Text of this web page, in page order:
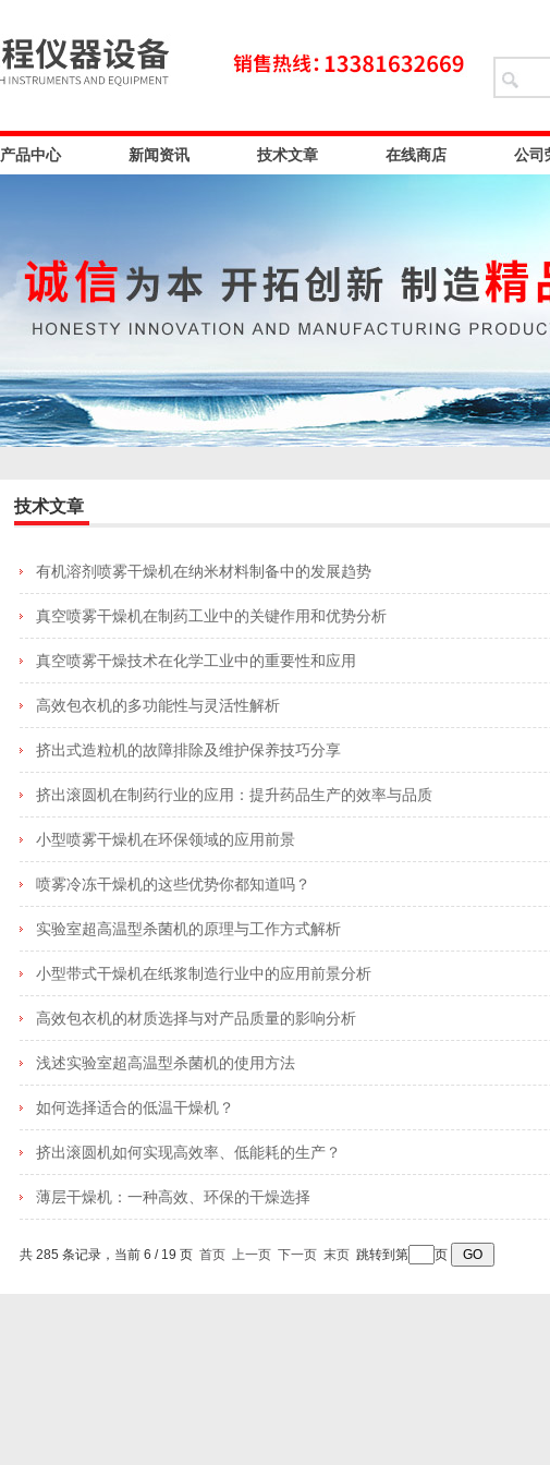
产品中心 新闻资讯 技术文章 在线商店 公司
技术文章
有机溶剂喷雾干燥机在纳米材料制备中的发展趋势
真空喷雾干燥机在制药工业中的关键作用和优势分析
真空喷雾干燥技术在化学工业中的重要性和应用
高效包衣机的多功能性与灵活性解析
挤出式造粒机的故障排除及维护保养技巧分享
挤出滚圆机在制药行业的应用：提升药品生产的效率与品质
小型喷雾干燥机在环保领域的应用前景
喷雾冷冻干燥机的这些优势你都知道吗？
实验室超高温型杀菌机的原理与工作方式解析
小型带式干燥机在纸浆制造行业中的应用前景分析
高效包衣机的材质选择与对产品质量的影响分析
浅述实验室超高温型杀菌机的使用方法
如何选择适合的低温干燥机？
挤出滚圆机如何实现高效率、低能耗的生产？
薄层干燥机：一种高效、环保的干燥选择
共 285 条记录，当前 6 / 19 页 首页 上一页 下一页 末页 跳转到第 页